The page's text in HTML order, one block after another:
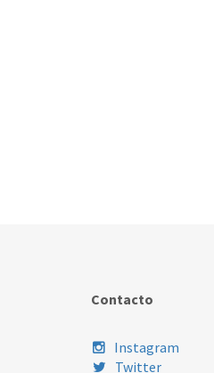
Contacto
Instagram
Twitter